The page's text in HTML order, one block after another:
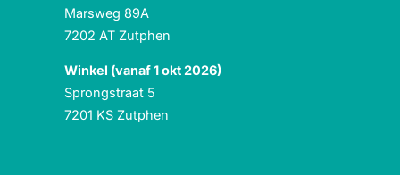
Marsweg 89A
7202 AT Zutphen
Winkel (vanaf 1 okt 2026)
Sprongstraat 5
7201 KS Zutphen